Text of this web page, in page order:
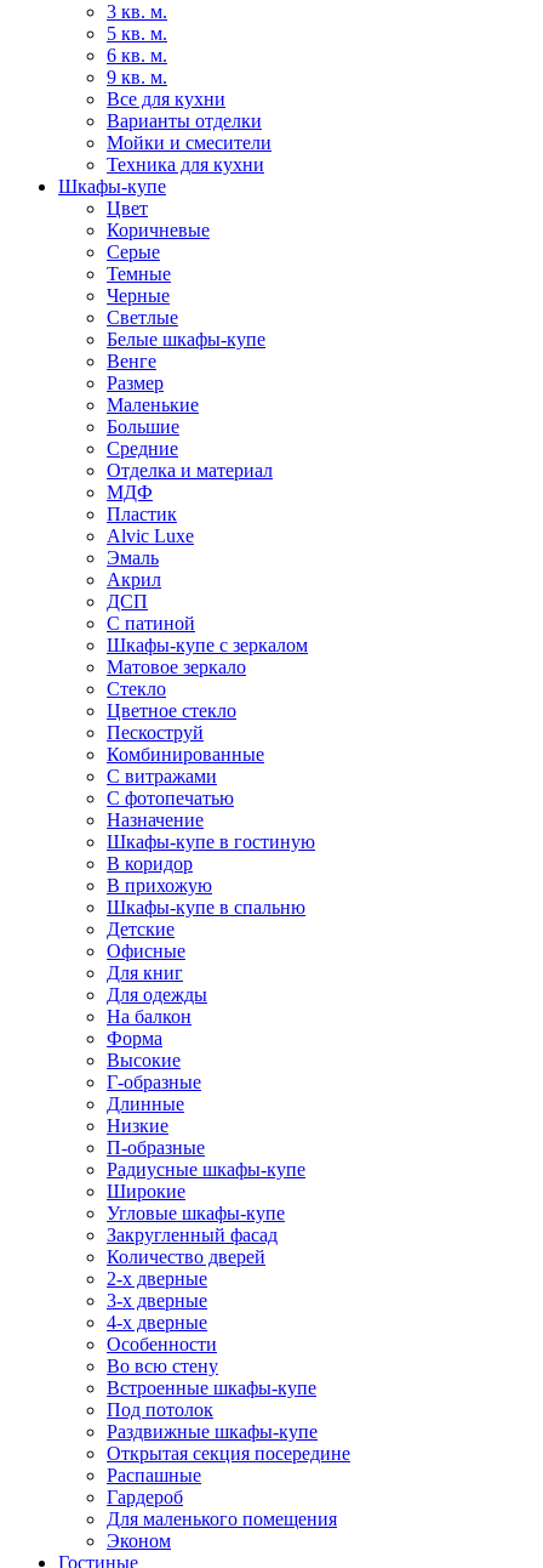
3 кв. м.
5 кв. м.
6 кв. м.
9 кв. м.
Все для кухни
Варианты отделки
Мойки и смесители
Техника для кухни
Шкафы-купе
Цвет
Коричневые
Серые
Темные
Черные
Светлые
Белые шкафы-купе
Венге
Размер
Маленькие
Большие
Средние
Отделка и материал
МДФ
Пластик
Alvic Luxe
Эмаль
Акрил
ДСП
С патиной
Шкафы-купе с зеркалом
Матовое зеркало
Стекло
Цветное стекло
Пескоструй
Комбинированные
С витражами
С фотопечатью
Назначение
Шкафы-купе в гостиную
В коридор
В прихожую
Шкафы-купе в спальню
Детские
Офисные
Для книг
Для одежды
На балкон
Форма
Высокие
Г-образные
Длинные
Низкие
П-образные
Радиусные шкафы-купе
Широкие
Угловые шкафы-купе
Закругленный фасад
Количество дверей
2-х дверные
3-х дверные
4-х дверные
Особенности
Во всю стену
Встроенные шкафы-купе
Под потолок
Раздвижные шкафы-купе
Открытая секция посередине
Распашные
Гардероб
Для маленького помещения
Эконом
Гостиные